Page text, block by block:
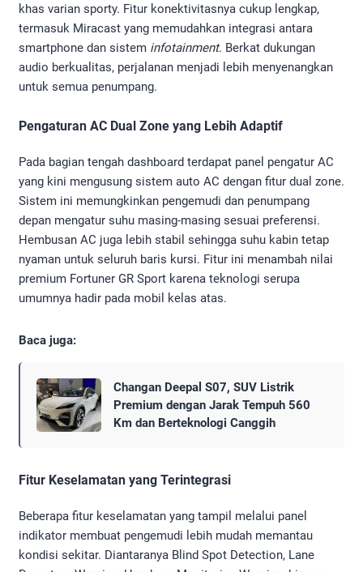
khas varian sporty. Fitur konektivitasnya cukup lengkap,
termasuk Miracast yang memudahkan integrasi antara
smartphone dan sistem infotainment. Berkat dukungan
audio berkualitas, perjalanan menjadi lebih menyenangkan
untuk semua penumpang.
Pengaturan AC Dual Zone yang Lebih Adaptif
Pada bagian tengah dashboard terdapat panel pengatur AC
yang kini mengusung sistem auto AC dengan fitur dual zone.
Sistem ini memungkinkan pengemudi dan penumpang
depan mengatur suhu masing-masing sesuai preferensi.
Hembusan AC juga lebih stabil sehingga suhu kabin tetap
nyaman untuk seluruh baris kursi. Fitur ini menambah nilai
premium Fortuner GR Sport karena teknologi serupa
umumnya hadir pada mobil kelas atas.
Baca juga:
Changan Deepal S07, SUV Listrik
Premium dengan Jarak Tempuh 560
Km dan Berteknologi Canggih
Fitur Keselamatan yang Terintegrasi
Beberapa fitur keselamatan yang tampil melalui panel
indikator membuat pengemudi lebih mudah memantau
kondisi sekitar. Diantaranya Blind Spot Detection, Lane